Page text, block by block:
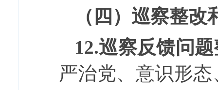
（四）巡察整
12.巡察反馈问
严治党、意识形